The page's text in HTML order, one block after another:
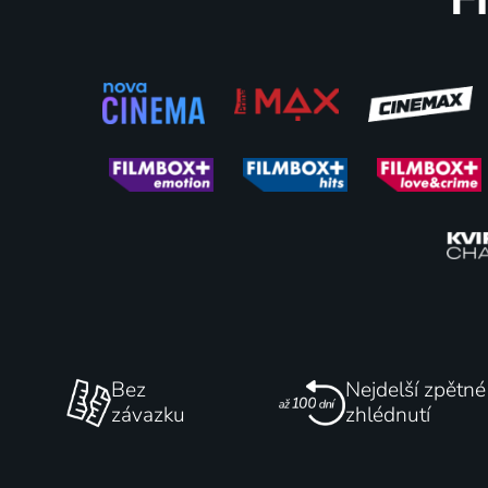
O
1971 |
66 %
Bez
závazku
Nejdelší zpětné
zhlédnutí